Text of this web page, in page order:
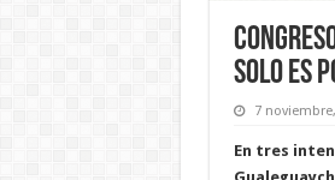
solo es
7
En tres